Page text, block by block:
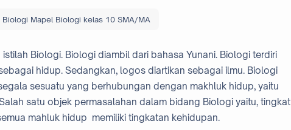
Biologi Mapel Biologi kelas 10 SMA/MA
Biologi. Biologi diambil dari bahasa Yunani. Biologi terdiri
hidup. Sedangkan, logos diartikan sebagai ilmu. Biologi
sesuatu yang berhubungan dengan makhluk hidup, yaitu
satu objek permasalahan dalam bidang Biologi yaitu, tingkat
mahluk hidup memiliki tingkatan kehidupan.